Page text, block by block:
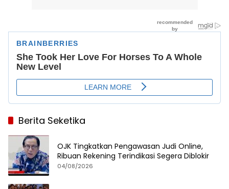
Berita Seketika
OJK Tingkatkan Pengawasan Judi Online,
Ribuan Rekening Terindikasi Segera Diblokir
04/08/2026